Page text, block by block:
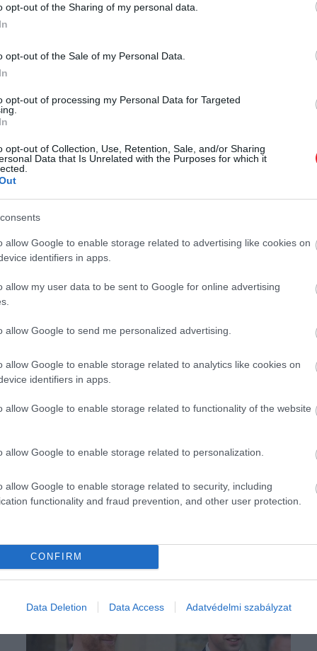
opt-out of the Sharing of my personal data.
opt-out of the Sale of my Personal Data.
opt-out of processing my Personal Data for Targeted
opt-out of Collection, Use, Retention, Sale, and/or Sharing
Data that Is Unrelated with the Purposes for which it
allow Google to enable storage related to advertising like cookies on
identifiers in apps.
allow my user data to be sent to Google for online advertising
allow Google to send me personalized advertising.
allow Google to enable storage related to analytics like cookies on
identifiers in apps.
allow Google to enable storage related to functionality of the website
allow Google to enable storage related to personalization.
allow Google to enable storage related to security, including
functionality and fraud prevention, and other user protection.
CONFIRM
Data Deletion Data Access Adatvédelmi szabályzat
Katalin hercegné és Harry herceg a
Rendszeresen jelentek meg együtt
2026. MÁRCIUS 27. ● HAMU ÉS GYÉMÁNT
megtett, hogy ne
HAMU ÉS GYÉMÁNT